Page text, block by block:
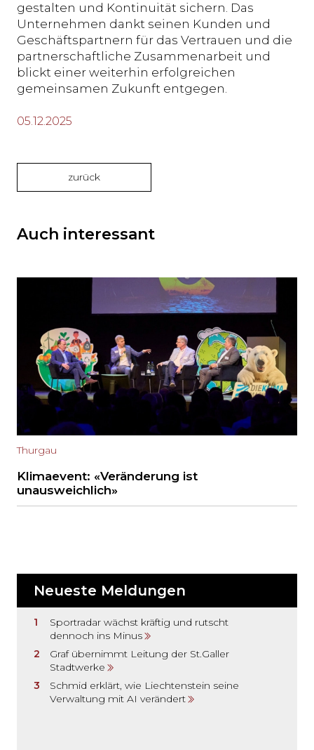
gestalten und Kontinuität sichern. Das
Unternehmen dankt seinen Kunden und
Geschäftspartnern für das Vertrauen und die
partnerschaftliche Zusammenarbeit und
blickt einer weiterhin erfolgreichen
gemeinsamen Zukunft entgegen.
05.12.2025
zurück
Auch interessant
Thurgau
Klimaevent: «Veränderung ist
unausweichlich»
Neueste Meldungen
Sportradar wächst kräftig und rutscht
dennoch ins Minus
Graf übernimmt Leitung der St.Galler
Stadtwerke
Schmid erklärt, wie Liechtenstein seine
Verwaltung mit AI verändert